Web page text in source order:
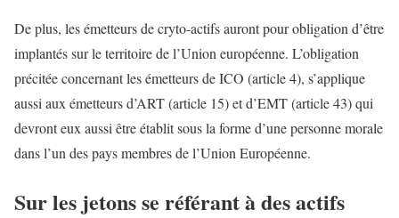
De plus, les émetteurs de cryto-actifs auront pour obligation d’être
implantés sur le territoire de l’Union européenne. L’obligation
précitée concernant les émetteurs de ICO (article 4), s’applique
aussi aux émetteurs d’ART (article 15) et d’EMT (article 43) qui
devront eux aussi être établit sous la forme d’une personne morale
dans l’un des pays membres de l’Union Européenne.
Sur les jetons se référant à des actifs